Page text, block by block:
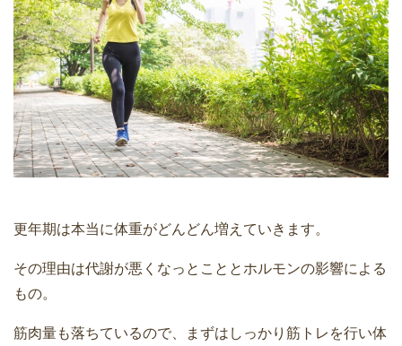
更年期は本当に体重がどんどん増えていきます。
その理由は代謝が悪くなっとこととホルモンの影響による
もの。
筋肉量も落ちているので、まずはしっかり筋トレを行い体